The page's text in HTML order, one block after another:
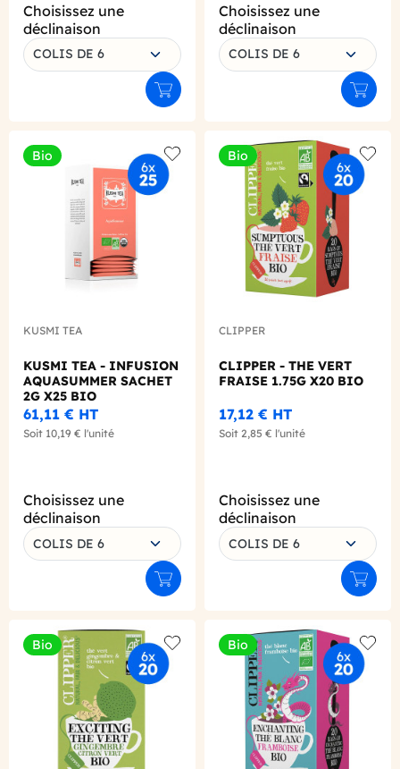
Choisissez une
déclinaison
COLIS DE 6
Ajouter au panier
Choisissez une
déclinaison
COLIS DE 6
Bio
Add to wishlist
KUSMI TEA
KUSMI TEA - INFUSION
AQUASUMMER SACHET
2G X25 BIO
61,11 € HT
Soit 10,19 € l'unité
Choisissez une
déclinaison
COLIS DE 6
Ajouter au panier
Bio
Add
CLIPPER
CLIPPER - THE VERT
FRAISE 1.75G X20 BIO
17,12 € HT
Soit 2,85 € l'unité
Choisissez une
déclinaison
COLIS DE 6
Bio
Add to wishlist
Bio
Add